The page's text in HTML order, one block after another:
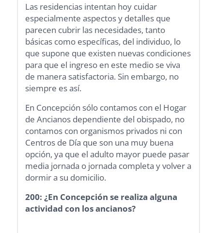
Las residencias intentan hoy cuidar
especialmente aspectos y detalles que
parecen cubrir las necesidades, tanto
básicas como específicas, del individuo, lo
que supone que existen nuevas condiciones
para que el ingreso en este medio se viva
de manera satisfactoria. Sin embargo, no
siempre es así.
En Concepción sólo contamos con el Hogar
de Ancianos dependiente del obispado, no
contamos con organismos privados ni con
Centros de Día que son una muy buena
opción, ya que el adulto mayor puede pasar
media jornada o jornada completa y volver a
dormir a su domicilio.
200: ¿En Concepción se realiza alguna
actividad con los ancianos?